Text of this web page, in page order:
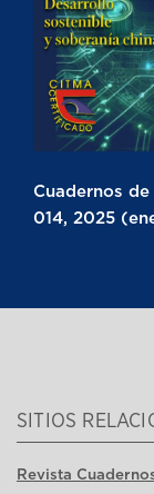
Cuadernos
014, 2025
SITIOS
Revista